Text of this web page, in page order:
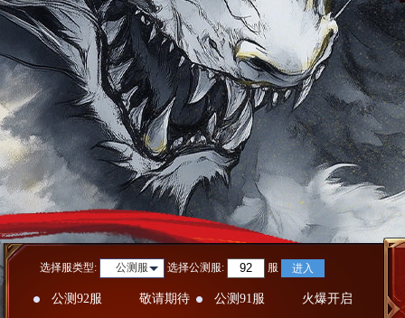
选择服类型: 公测服 选择公测服: 服 进入
公测92服 敬请期待 公测91服
火爆开启